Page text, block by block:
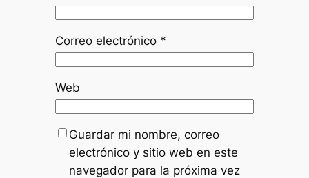
Correo electrónico *
Web
Guardar mi nombre, correo
electrónico y sitio web en este
navegador para la próxima vez